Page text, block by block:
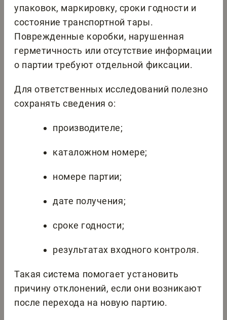
упаковок, маркировку, сроки годности и
состояние транспортной тары.
Поврежденные коробки, нарушенная
герметичность или отсутствие информации
о партии требуют отдельной фиксации.
Для ответственных исследований полезно
сохранять сведения о:
производителе;
каталожном номере;
номере партии;
дате получения;
сроке годности;
результатах входного контроля.
Такая система помогает установить
причину отклонений, если они возникают
после перехода на новую партию.